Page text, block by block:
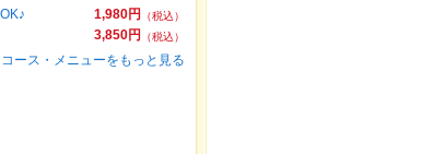
1,980円
（税込）
3,850円
（税込）
コース・メニューをもっと見る